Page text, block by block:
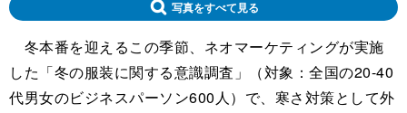
写真をすべて見る
冬本番を迎えるこの季節、ネオマーケティングが実施
した「冬の服装に関する意識調査」（対象：全国の20-40
代男女のビジネスパーソン600人）で、寒さ対策として外